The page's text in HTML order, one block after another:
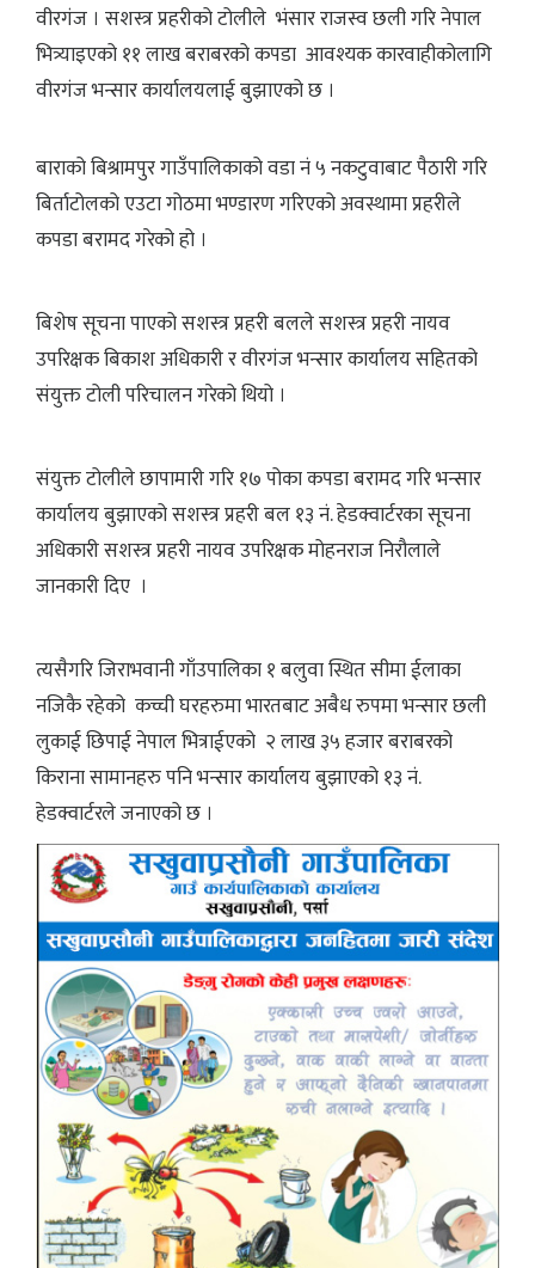
वीरगंज । सशस्त्र प्रहरीको टोलीले भंसार राजस्व छली गरि नेपाल
भित्र्याइएको ११ लाख बराबरको कपडा आवश्यक कारवाहीकोलागि
वीरगंज भन्सार कार्यालयलाई बुझाएको छ ।
बाराको बिश्रामपुर गाउँपालिकाको वडा नं ५ नकटुवाबाट पैठारी गरि
बिर्ताटोलको एउटा गोठमा भण्डारण गरिएको अवस्थामा प्रहरीले
कपडा बरामद गरेको हो ।
बिशेष सूचना पाएको सशस्त्र प्रहरी बलले सशस्त्र प्रहरी नायव
उपरिक्षक बिकाश अधिकारी र वीरगंज भन्सार कार्यालय सहितको
संयुक्त टोली परिचालन गरेको थियो ।
संयुक्त टोलीले छापामारी गरि १७ पोका कपडा बरामद गरि भन्सार
कार्यालय बुझाएको सशस्त्र प्रहरी बल १३ नं. हेडक्वार्टरका सूचना
अधिकारी सशस्त्र प्रहरी नायव उपरिक्षक मोहनराज निरौलाले
जानकारी दिए ।
त्यसैगरि जिराभवानी गाँउपालिका १ बलुवा स्थित सीमा ईलाका
नजिकै रहेको कच्ची घरहरुमा भारतबाट अबैध रुपमा भन्सार छली
लुकाई छिपाई नेपाल भित्राईएको २ लाख ३५ हजार बराबरको
किराना सामानहरु पनि भन्सार कार्यालय बुझाएको १३ नं.
हेडक्वार्टरले जनाएको छ ।